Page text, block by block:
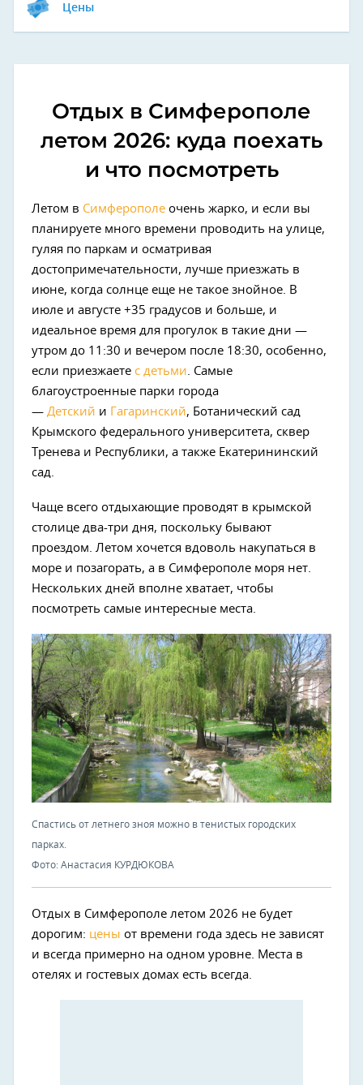
Цены
Отдых в Симферополе
летом 2026: куда поехать
и что посмотреть
Летом в Симферополе очень жарко, и если вы
планируете много времени проводить на улице,
гуляя по паркам и осматривая
достопримечательности, лучше приезжать в
июне, когда солнце еще не такое знойное. В
июле и августе +35 градусов и больше, и
идеальное время для прогулок в такие дни —
утром до 11:30 и вечером после 18:30, особенно,
если приезжаете с детьми. Самые
благоустроенные парки города
— Детский и Гагаринский, Ботанический сад
Крымского федерального университета, сквер
Тренева и Республики, а также Екатерининский
сад.
Чаще всего отдыхающие проводят в крымской
столице два-три дня, поскольку бывают
проездом. Летом хочется вдоволь накупаться в
море и позагорать, а в Симферополе моря нет.
Нескольких дней вполне хватает, чтобы
посмотреть самые интересные места.
Спастись от летнего зноя можно в тенистых городских
парках.
Фото: Анастасия КУРДЮКОВА
Отдых в Симферополе летом 2026 не будет
дорогим: цены от времени года здесь не зависят
и всегда примерно на одном уровне. Места в
отелях и гостевых домах есть всегда.